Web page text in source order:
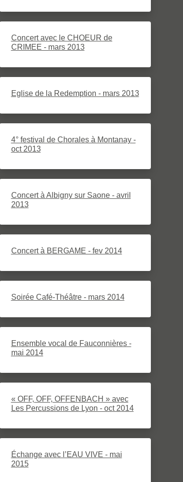
Concert avec le CHOEUR de
CRIMEE - mars 2013
Eglise de la Redemption - mars 2013
4° festival de Chorales à Montanay -
oct 2013
Concert à Albigny sur Saone - avril
2013
Concert à BERGAME - fev 2014
Soirée Café-Théâtre - mars 2014
Ensemble vocal de Fauconnières -
mai 2014
« OFF, OFF, OFFENBACH » avec
Les Percussions de Lyon - oct 2014
Échange avec l’EAU VIVE - mai
2015